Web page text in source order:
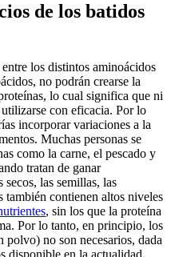
de los batidos
los distintos aminoácidos
no podrán crearse la
lo cual significa que ni
con eficacia. Por lo
incorporar variaciones a la
Muchas personas se
como la carne, el pescado y
tratan de ganar
las semillas, las
también contienen altos niveles
, sin los que la proteína
Por lo tanto, en principio, los
polvo) no son necesarios, dada
disponible en la actualidad.